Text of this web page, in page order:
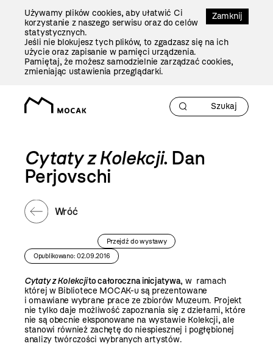
Zamknij
Używamy plików cookies, aby ułatwić Ci
korzystanie z naszego serwisu oraz do celów
statystycznych.
Jeśli nie blokujesz tych plików, to zgadzasz się na ich
użycie oraz zapisanie w pamięci urządzenia.
Pamiętaj, że możesz samodzielnie zarządzać cookies,
zmieniając ustawienia przeglądarki.
Cytaty z Kolekcji. Dan
Perjovschi
Wróć
Przejdź do wystawy
Opublikowano: 02.09.2016
Cytaty z Kolekcjito całoroczna inicjatywa, w ramach
której w Bibliotece MOCAK-u są prezentowane
i omawiane wybrane prace ze zbiorów Muzeum. Projekt
nie tylko daje możliwość zapoznania się z dziełami, które
nie są obecnie eksponowane na wystawie Kolekcji, ale
stanowi również zachętę do niespiesznej i pogłębionej
analizy twórczości wybranych artystów.